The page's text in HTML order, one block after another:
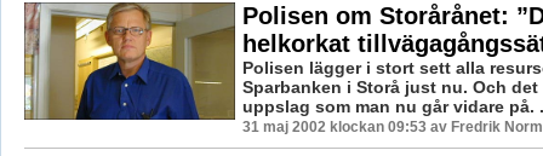
Polisen om Storårånet:
helkorkat
Polisen lägger i stort sett alla
Sparbanken i Storå just nu. Och
uppslag som man nu går vidare på.
31 maj 2002 klockan 09:53 av Fredrik